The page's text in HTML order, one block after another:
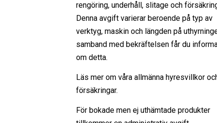
rengöring, underhåll, slitage och
Denna avgift varierar beroende på typ av
verktyg, maskin och längden på
samband med bekräftelsen får du
om detta.
Läs mer om våra allmänna hyresvillkor
försäkringar.
För bokade men ej uthämtade produkter